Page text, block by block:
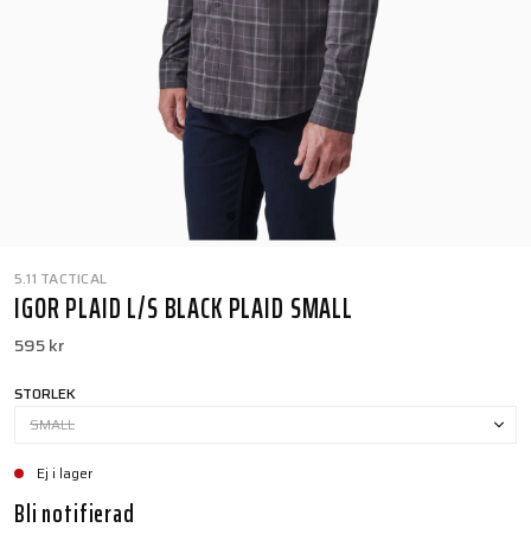
5.11 TACTICAL
IGOR PLAID L/S BLACK PLAID SMALL
595 kr
STORLEK
SMALL
Ej i lager
Bli notifierad